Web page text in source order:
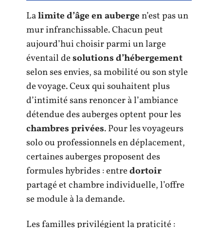
Lalimite d’âge en aubergen’est pas un
mur infranchissable. Chacun peut
aujourd’hui choisir parmi un large
éventail desolutions d’hébergement
selon ses envies, sa mobilité ou son style
de voyage. Ceux qui souhaitent plus
d’intimité sans renoncer à l’ambiance
détendue des auberges optent pour les
chambres privées. Pour les voyageurs
solo ou professionnels en déplacement,
certaines auberges proposent des
formules hybrides : entredortoir
partagé et chambre individuelle, l’offre
se module à la demande.
Les familles privilégient la praticité :